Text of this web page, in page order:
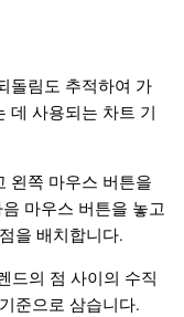
돌림도 추적하여 가
사용되는 차트 기
왼쪽 마우스 버튼을
마우스 버튼을 놓고
을 배치합니다.
드의 점 사이의 수직
준으로 삼습니다.